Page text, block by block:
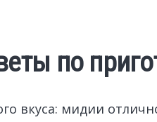
по
вкуса: мидии